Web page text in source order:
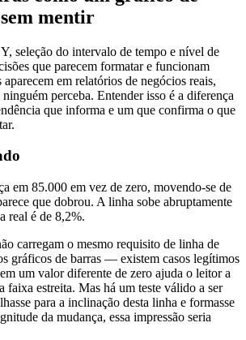
mentir
seleção do intervalo de tempo e nível de
que parecem formatar e funcionam
em relatórios de negócios reais,
perceba. Entender isso é a diferença
que informa e um que confirma o que
em 85.000 em vez de zero, movendo-se de
que dobrou. A linha sobe abruptamente
real é de 8,2%.
carregam o mesmo requisito de linha de
gráficos de barras — existem casos legítimos
um valor diferente de zero ajuda o leitor a
faixa estreita. Mas há um teste válido a ser
para a inclinação desta linha e formasse
da mudança, essa impressão seria